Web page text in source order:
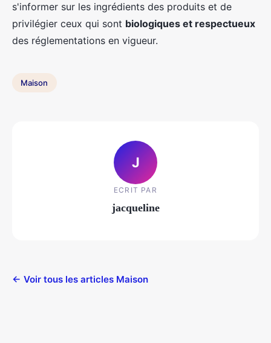
s'informer sur les ingrédients des produits et de
privilégier ceux qui sont biologiques et respectueux
des réglementations en vigueur.
Maison
J
ECRIT PAR
jacqueline
← Voir tous les articles Maison